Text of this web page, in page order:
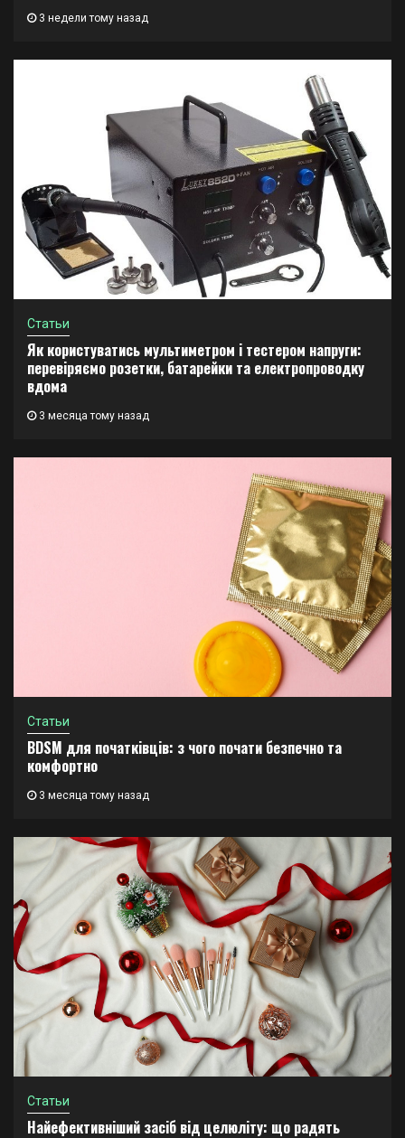
3 недели тому назад
Статьи
Як користуватись мультиметром і тестером напруги:
перевіряємо розетки, батарейки та електропроводку
вдома
3 месяца тому назад
Статьи
BDSM для початківців: з чого почати безпечно та
комфортно
3 месяца тому назад
Статьи
Найефективніший засіб від целюліту: що радять